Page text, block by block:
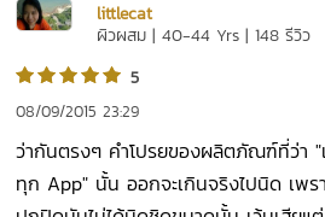
littlecat
ผิวผสม | 40-44 Yrs | 148 รีวิว
5
08/09/2015 23:29
ว่ากันตรงๆ คำโปรยของผลิตภัณฑ์ที่ว่า "
ทุก App" นั้น ออกจะเกินจริงไปนิด เพร